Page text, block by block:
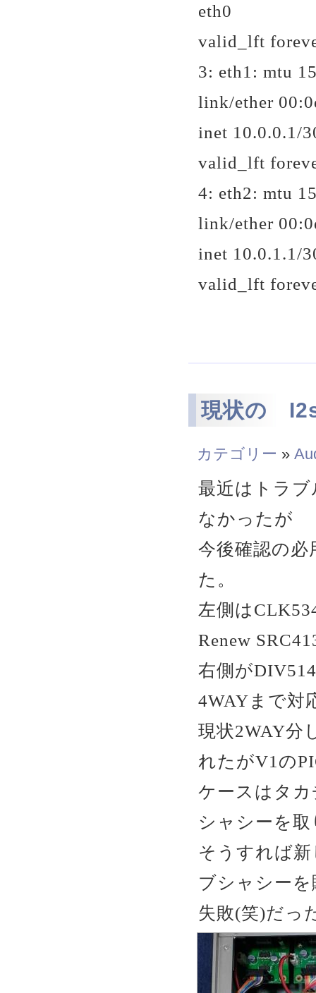
eth0
valid_lft
3: eth1: mtu
link/ether
inet 10.0.0.1/
valid_lft
4: eth2: mtu
link/ether
inet 10.0.1.1/
valid_lft
現状の
カテゴリー »
最近はトラ
なかったが
今後確認の
た。
左側は
Renew
右側が
4WAYまで対
現状2WAY分
れたがV1の
ケースはタカ
シャシーを
そうすれば
ブシャシー
失敗(笑)だっ